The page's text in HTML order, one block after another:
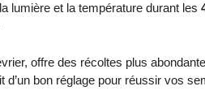
lumière et la température durant les
offre des récoltes plus
d’un bon réglage pour réussir vos